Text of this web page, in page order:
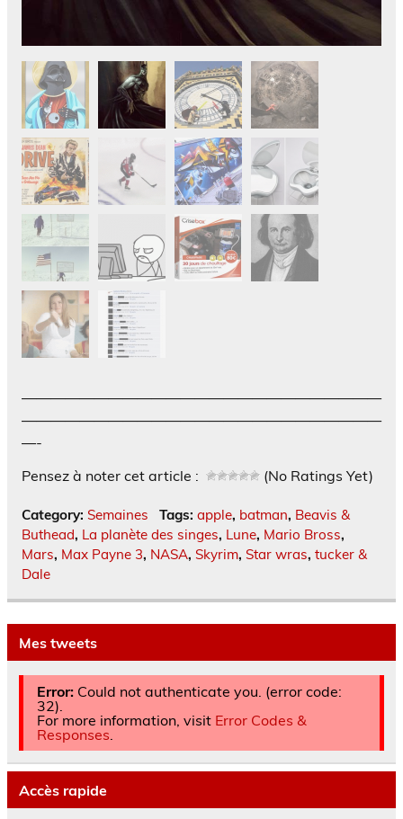
—————————————————————————
—————————————————————————
—-
Pensez à noter cet article :
(No Ratings Yet)
Category: Semaines Tags: apple, batman, Beavis &
Buthead, La planète des singes, Lune, Mario Bross,
Mars, Max Payne 3, NASA, Skyrim, Star wras, tucker &
Dale
Mes tweets
Error:Could not authenticate you. (error code:
32).
For more information, visit Error Codes &
Responses.
Accès rapide